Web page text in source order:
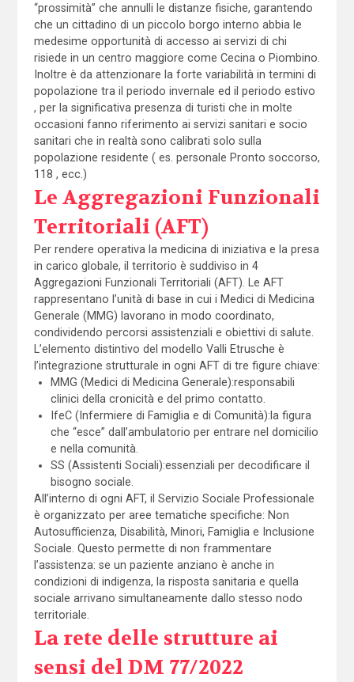
“prossimità” che annulli le distanze fisiche, garantendo
che un cittadino di un piccolo borgo interno abbia le
medesime opportunità di accesso ai servizi di chi
risiede in un centro maggiore come Cecina o Piombino.
Inoltre è da attenzionare la forte variabilità in termini di
popolazione tra il periodo invernale ed il periodo estivo
, per la significativa presenza di turisti che in molte
occasioni fanno riferimento ai servizi sanitari e socio
sanitari che in realtà sono calibrati solo sulla
popolazione residente ( es. personale Pronto soccorso,
118 , ecc.)
Le Aggregazioni Funzionali
Territoriali (AFT)
Per rendere operativa la medicina di iniziativa e la presa
in carico globale, il territorio è suddiviso in 4
Aggregazioni Funzionali Territoriali (AFT). Le AFT
rappresentano l’unità di base in cui i Medici di Medicina
Generale (MMG) lavorano in modo coordinato,
condividendo percorsi assistenziali e obiettivi di salute.
L’elemento distintivo del modello Valli Etrusche è
l’integrazione strutturale in ogni AFT di tre figure chiave:
MMG (Medici di Medicina Generale):responsabili
clinici della cronicità e del primo contatto.
IfeC (Infermiere di Famiglia e di Comunità):la figura
che “esce” dall’ambulatorio per entrare nel domicilio
e nella comunità.
SS (Assistenti Sociali):essenziali per decodificare il
bisogno sociale.
All’interno di ogni AFT, il Servizio Sociale Professionale
è organizzato per aree tematiche specifiche: Non
Autosufficienza, Disabilità, Minori, Famiglia e Inclusione
Sociale. Questo permette di non frammentare
l’assistenza: se un paziente anziano è anche in
condizioni di indigenza, la risposta sanitaria e quella
sociale arrivano simultaneamente dallo stesso nodo
territoriale.
La rete delle strutture ai
sensi del DM 77/2022